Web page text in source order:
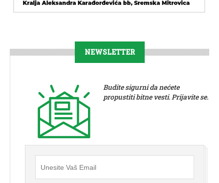
NEWSLETTER
Budite sigurni da nećete
propustiti bitne vesti. Prijavite se.